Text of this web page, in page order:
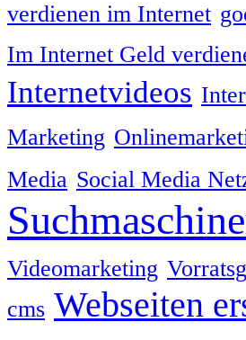
verdienen im Internet
Im Internet Geld
Internetvideos
Marketing
Media Social Media
Videomarketing
cms Webseiten